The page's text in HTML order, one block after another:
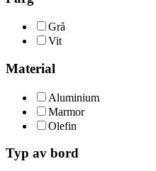
Grå
Vit
Material
Aluminium
Marmor
Olefin
Typ av bord